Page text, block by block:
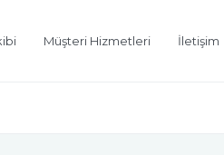
Müşteri Hizmetleri İletişim